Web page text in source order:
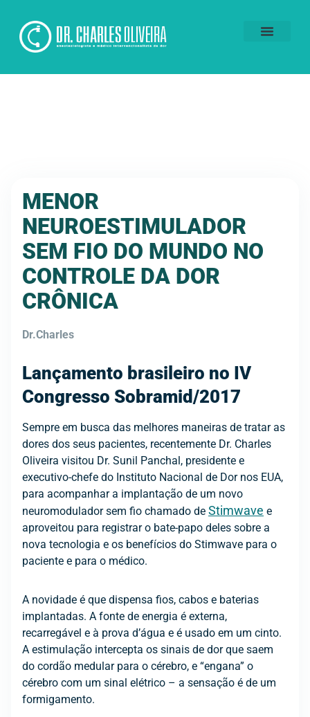
MENOR
NEUROESTIMULADOR
SEM FIO DO MUNDO NO
CONTROLE DA DOR
CRÔNICA
Dr.Charles
Lançamento brasileiro no IV
Congresso Sobramid/2017
Sempre em busca das melhores maneiras de tratar as
dores dos seus pacientes, recentemente Dr. Charles
Oliveira visitou Dr. Sunil Panchal, presidente e
executivo-chefe do Instituto Nacional de Dor nos EUA,
para acompanhar a implantação de um novo
neuromodulador sem fio chamado de Stimwave e
aproveitou para registrar o bate-papo deles sobre a
nova tecnologia e os benefícios do Stimwave para o
paciente e para o médico.
A novidade é que dispensa fios, cabos e baterias
implantadas. A fonte de energia é externa,
recarregável e à prova d’água e é usado em um cinto.
A estimulação intercepta os sinais de dor que saem
do cordão medular para o cérebro, e “engana” o
cérebro com um sinal elétrico – a sensação é de um
formigamento.